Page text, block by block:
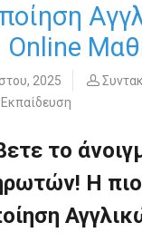
Online
2025
Εκπαίδευση
το
Η